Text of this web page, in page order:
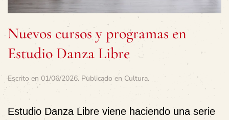
Nuevos cursos y programas en
Estudio Danza Libre
Escrito en 01/06/2026. Publicado en Cultura.
Estudio Danza Libre viene haciendo una serie